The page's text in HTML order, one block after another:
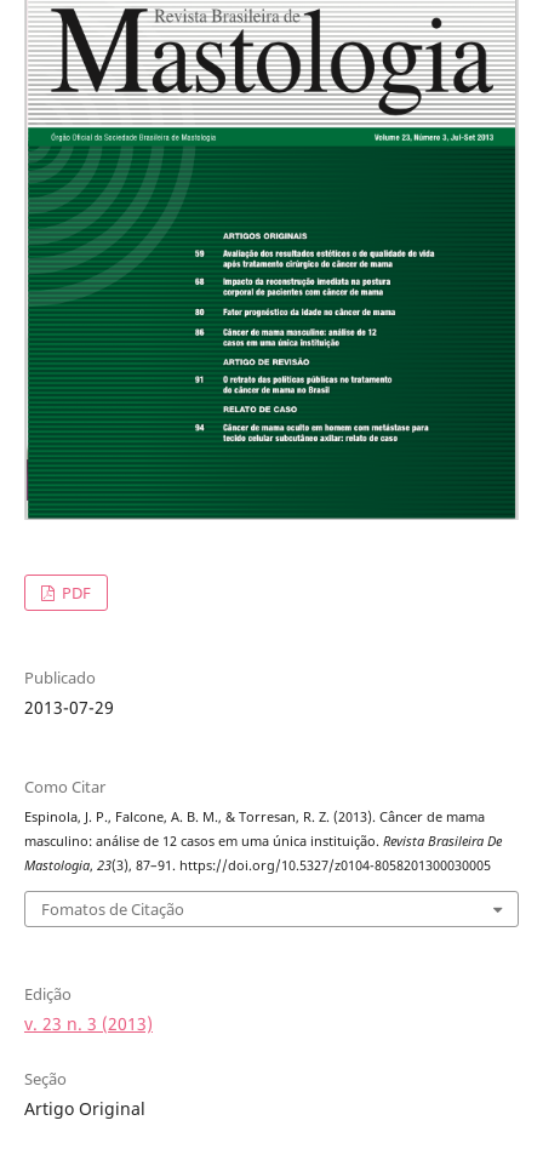
PDF
Publicado
2013-07-29
Como Citar
Espinola, J. P., Falcone, A. B. M., & Torresan, R. Z. (2013). Câncer de mama
masculino: análise de 12 casos em uma única instituição. Revista Brasileira De
Mastologia, 23(3), 87–91. https://doi.org/10.5327/z0104-8058201300030005
Fomatos de Citação
Edição
v. 23 n. 3 (2013)
Seção
Artigo Original